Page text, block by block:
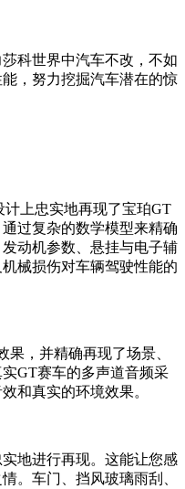
科世界中汽车不改，不如
，努力挖掘汽车潜在的惊
上忠实地再现了宝珀GT
过复杂的数学模型来精确
动机参数、悬挂与电子辅
械损伤对车辆驾驶性能的
，并精确再现了场景、
GT赛车的多声道音频采
和真实的环境效果。
地进行再现。这能让您感
。车门、挡风玻璃雨刮、